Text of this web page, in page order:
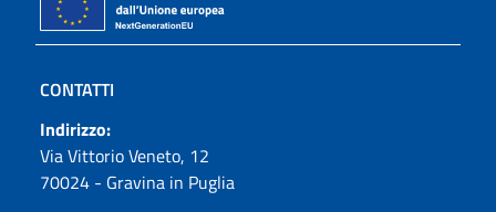
CONTATTI
Indirizzo:
Via Vittorio Veneto, 12
70024 - Gravina in Puglia